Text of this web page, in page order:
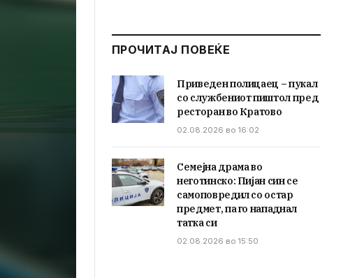
ПРОЧИТАЈ ПОВЕЌЕ
Приведен полицаец – пукал
со службениот пиштол пред
ресторан во Кратово
02.08.2026 во 16:02
Семејна драма во
неготинско: Пијан син се
самоповредил со остар
предмет, па го нападнал
татка си
02.08.2026 во 15:50